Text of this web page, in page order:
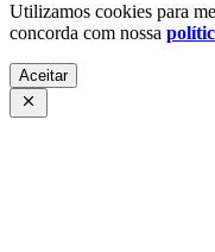
Utilizamos cookies para
concorda com nossa
Aceitar